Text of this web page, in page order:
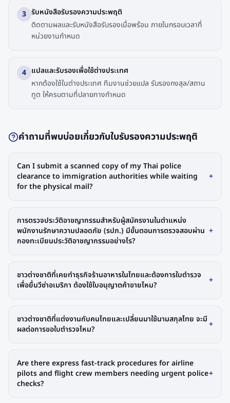
3 รับหนังสือรับรองความประพฤติ
ติดตามผลและรับหนังสือรับรองเมื่อพร้อม ภายในกรอบเวลาที่
หน่วยงานกำหนด
4 แปลและรับรองเพื่อใช้ต่างประเทศ
หากต้องใช้ในต่างประเทศ ทีมงานช่วยแปล รับรองกงสุล/สถาน
ทูต ให้ครบตามที่ปลายทางกำหนด
คำถามที่พบบ่อยเกี่ยวกับใบรับรองความประพฤติ
Can I submit a scanned copy of my Thai police
clearance to immigration authorities while waiting
for the physical mail?
+
การตรวจประวัติอาชญากรรมสำหรับผู้สมัครงานในตำแหน่ง
พนักงานรักษาความปลอดภัย (รปภ.) มีขั้นตอนการตรวจสอบผ่าน
กองทะเบียนประวัติอาชญากรรมอย่างไร?
+
ชาวต่างชาติที่เคยทำธุรกิจร้านอาหารในไทยและต้องการใบตำรวจ
เพื่อยื่นวีซ่าอเมริกา ต้องใช้ใบอนุญาตค้าขายไหม?
+
ชาวต่างชาติที่แต่งงานกับคนไทยและเปลี่ยนมาใช้นามสกุลไทย จะมี
ผลต่อการขอใบตำรวจไหม?
+
Are there express fast-track procedures for airline
pilots and flight crew members needing urgent police
checks?
+